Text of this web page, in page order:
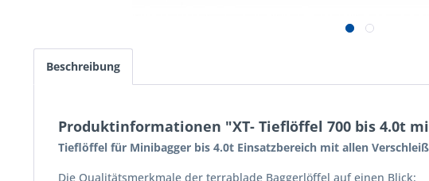
Beschreibung
Produktinformationen "XT- Tieflöffel 700 bis 4.0t
Tieflöffel für Minibagger bis 4.0t Einsatzbereich mit allen
Die Qualitätsmerkmale der terrablade Baggerlöffel auf einen Blick: